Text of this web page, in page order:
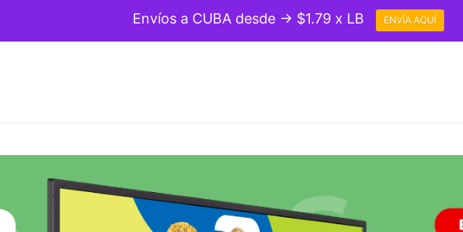
Envíos a CUBA desde → $1.79 x LB ENVÍA AQUÍ